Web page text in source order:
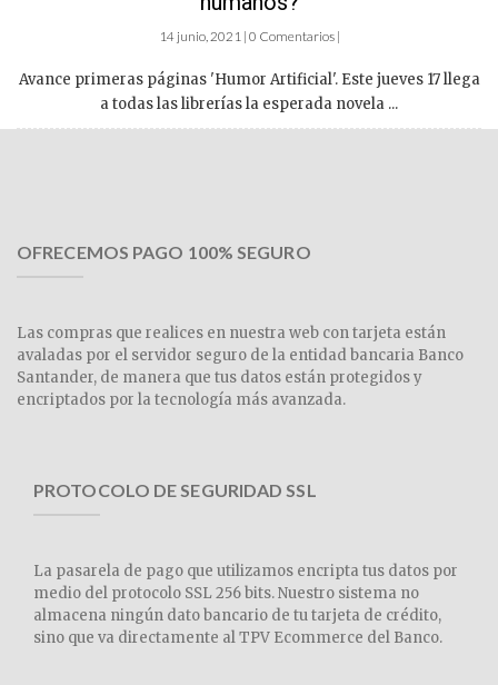
14 junio, 2021 | 0 Comentarios |
Avance primeras páginas 'Humor Artificial'. Este jueves 17 llega
a todas las librerías la esperada novela ...
OFRECEMOS PAGO 100% SEGURO
Las compras que realices en nuestra web con tarjeta están
avaladas por el servidor seguro de la entidad bancaria Banco
Santander, de manera que tus datos están protegidos y
encriptados por la tecnología más avanzada.
PROTOCOLO DE SEGURIDAD SSL
La pasarela de pago que utilizamos encripta tus datos por
medio del protocolo SSL 256 bits. Nuestro sistema no
almacena ningún dato bancario de tu tarjeta de crédito,
sino que va directamente al TPV Ecommerce del Banco.